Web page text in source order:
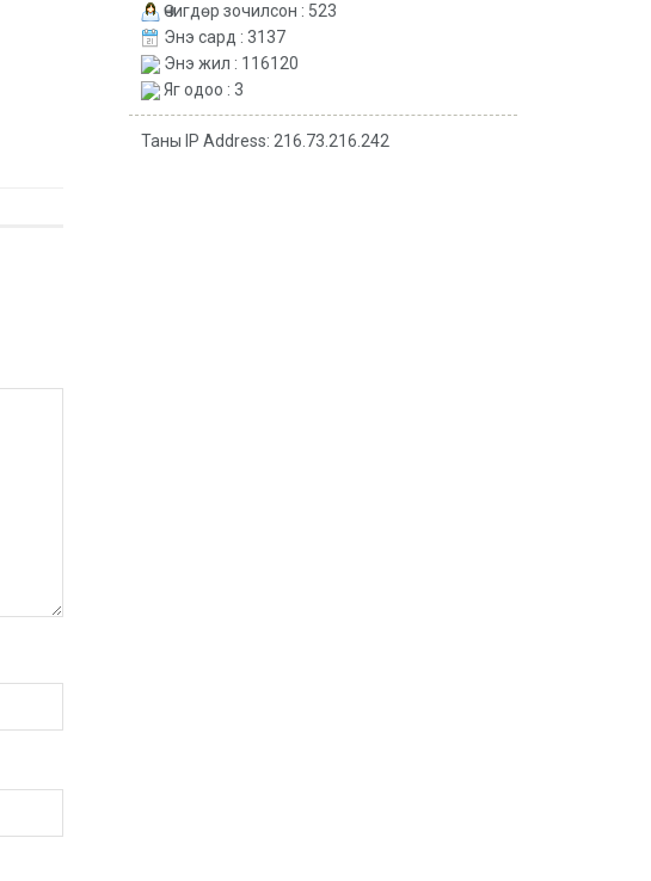
Өчигдөр зочилсон : 523
Энэ сард : 3137
Энэ жил : 116120
Яг одоо : 3
Таны IP Address: 216.73.216.242